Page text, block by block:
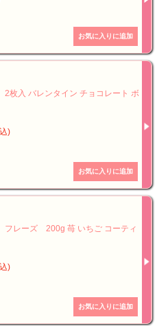
入 バレンタイン チョコレート ボ
)
レーズ 200g 苺 いちご コーティ
)